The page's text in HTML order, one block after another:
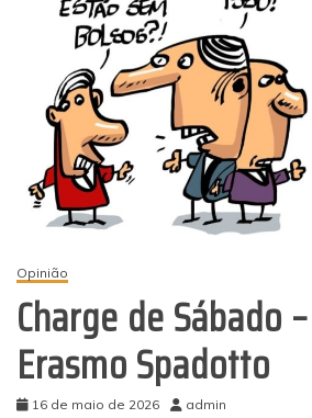
Opinião
Charge de Sábado
Erasmo Spadotto
16 de maio de 2026 admin